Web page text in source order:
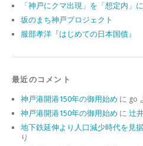
「神戸にクマ出現」を「想定内」に
坂のまち神戸プロジェクト
服部孝洋『はじめての日本国債』
最近のコメント
神戸港開港150年の御用始め に go
神戸港開港150年の御用始め に 辻
地下鉄延伸より人口減少時代を見
り